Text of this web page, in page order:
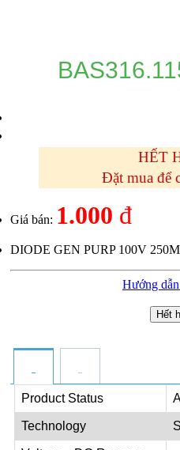
HẾT
Đặt mua để
Giá bán: 1.000 đ
DIODE GEN PURP 100V
Hướng
Hết
Product Status
Technology